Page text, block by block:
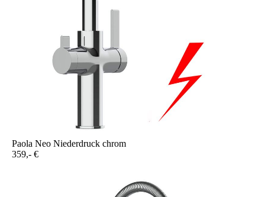
Paola Neo Niederdruck chrom
359,- €